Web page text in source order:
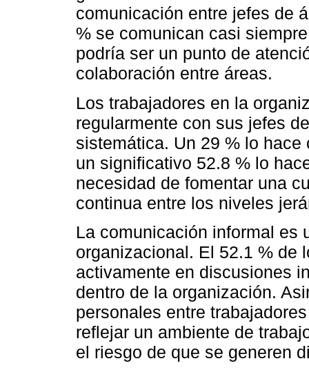
comunicación entre jefes de
% se comunican casi
podría ser un punto de
colaboración entre áreas.
Los trabajadores en la
regularmente con sus jefes
sistemática. Un 29 % lo
un significativo 52.8 % lo
necesidad de fomentar una
continua entre los niveles
La comunicación informal es
organizacional. El 52.1 % de
activamente en discusiones
dentro de la organización.
personales entre
reflejar un ambiente de
el riesgo de que se generen